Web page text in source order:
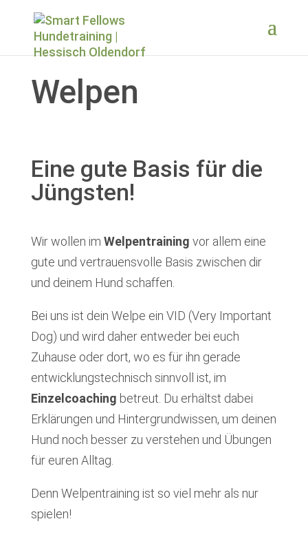
Welpen
Eine gute Basis für die
Jüngsten!
Wir wollen im Welpentraining vor allem eine
gute und vertrauensvolle Basis zwischen dir
und deinem Hund schaffen.
Bei uns ist dein Welpe ein VID (Very Important
Dog) und wird daher entweder bei euch
Zuhause oder dort, wo es für ihn gerade
entwicklungstechnisch sinnvoll ist, im
Einzelcoaching betreut. Du erhältst dabei
Erklärungen und Hintergrundwissen, um deinen
Hund noch besser zu verstehen und Übungen
für euren Alltag.
Denn Welpentraining ist so viel mehr als nur
spielen!